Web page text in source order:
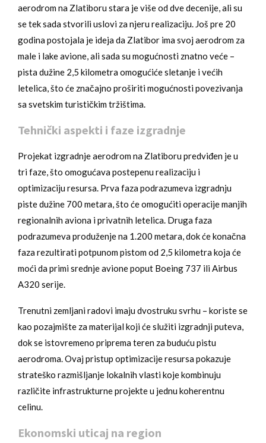
aerodrom na Zlatiboru stara je više od dve decenije, ali su
se tek sada stvorili uslovi za njeru realizaciju. Još pre 20
godina postojala je ideja da Zlatibor ima svoj aerodrom za
male i lake avione, ali sada su mogućnosti znatno veće –
pista dužine 2,5 kilometra omogućiće sletanje i većih
letelica, što će značajno proširiti mogućnosti povezivanja
sa svetskim turističkim tržištima.
Tehnički aspekti i faze izgradnje
Projekat izgradnje aerodrom na Zlatiboru predviđen je u
tri faze, što omogućava postepenu realizaciju i
optimizaciju resursa. Prva faza podrazumeva izgradnju
piste dužine 700 metara, što će omogućiti operacije manjih
regionalnih aviona i privatnih letelica. Druga faza
podrazumeva produženje na 1.200 metara, dok će konačna
faza rezultirati potpunom pistom od 2,5 kilometra koja će
moći da primi srednje avione poput Boeing 737 ili Airbus
A320 serije.
Trenutni zemljani radovi imaju dvostruku svrhu – koriste se
kao pozajmište za materijal koji će služiti izgradnji puteva,
dok se istovremeno priprema teren za buduću pistu
aerodroma. Ovaj pristup optimizacije resursa pokazuje
strateško razmišljanje lokalnih vlasti koje kombinuju
različite infrastrukturne projekte u jednu koherentnu
celinu.
Ekonomski uticaj na region